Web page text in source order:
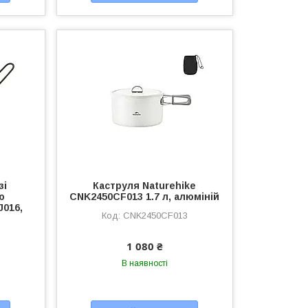
Каструля Naturehike
CNK2450CF013 1.7 л, алюміній
CNK2450CF013
1 080 ₴
В наявності